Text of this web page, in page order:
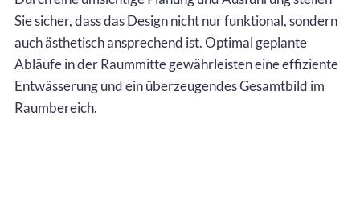
Sie sicher, dass das Design nicht nur funktional, sondern
auch ästhetisch ansprechend ist. Optimal geplante
Abläufe in der Raummitte gewährleisten eine effiziente
Entwässerung und ein überzeugendes Gesamtbild im
Raumbereich.